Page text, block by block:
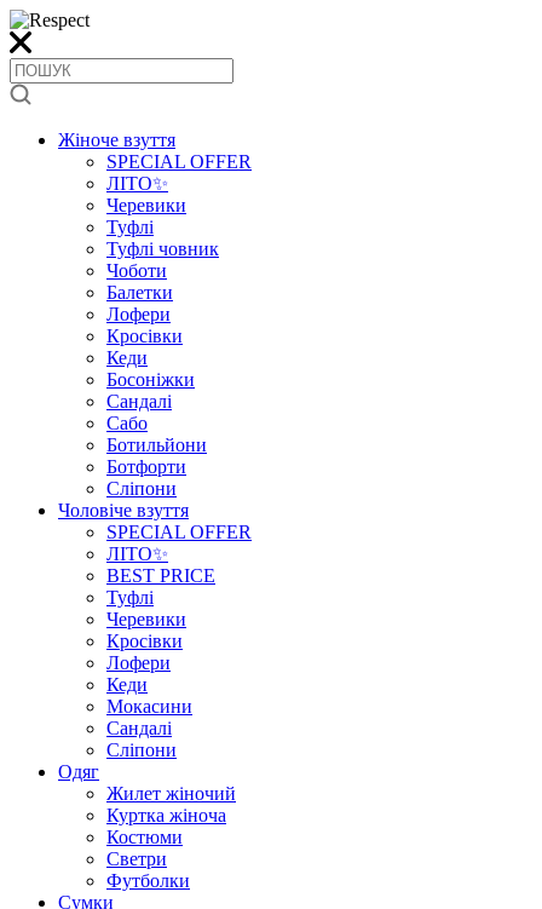
Жіноче взуття
SPECIAL OFFER
ЛІТО✨
Черевики
Туфлі
Туфлі човник
Чоботи
Балетки
Лофери
Кросівки
Кеди
Босоніжки
Сандалі
Сабо
Ботильйони
Ботфорти
Сліпони
Чоловіче взуття
SPECIAL OFFER
ЛІТО✨
BEST PRICE
Туфлі
Черевики
Кросівки
Лофери
Кеди
Мокасини
Сандалі
Сліпони
Одяг
Жилет жіночий
Куртка жіноча
Костюми
Светри
Футболки
Сумки